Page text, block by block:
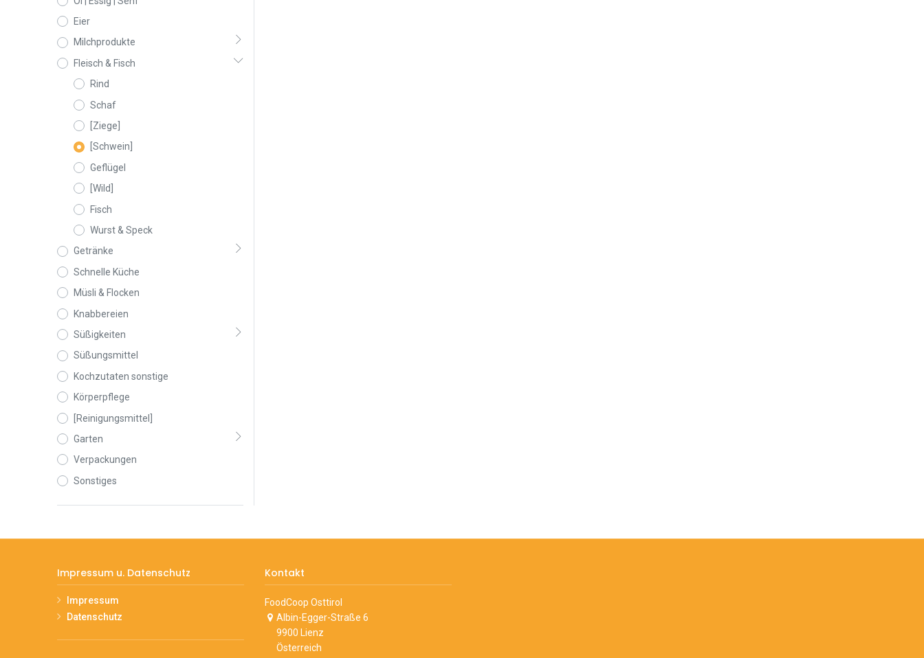
Eier
Milchprodukte
Fleisch & Fisch
Rind
Schaf
[Ziege]
[Schwein]
Geflügel
[Wild]
Fisch
Wurst & Speck
Getränke
Schnelle Küche
Müsli & Flocken
Knabbereien
Süßigkeiten
Süßungsmittel
Kochzutaten sonstige
Körperpflege
[Reinigungsmittel]
Garten
Verpackungen
Sonstiges
Impressum u. Datenschutz
Impressum
Datenschutz
Kontakt
FoodCoop Osttirol
Albin-Egger-Straße 6
9900 Lienz
Österreich